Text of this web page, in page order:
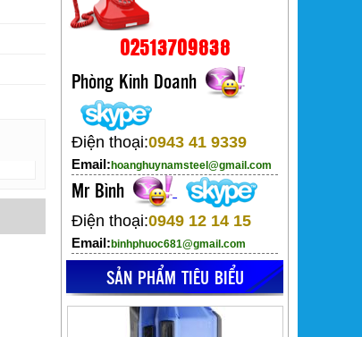
02513709838
Phòng Kinh Doanh
Điện thoại:0943 41 9339
Email:hoanghuynamsteel@gmail.com
Mr Bình
Điện thoại:0949 12 14 15
Email:binhphuoc681@gmail.com
SẢN PHẨM TIÊU BIỂU